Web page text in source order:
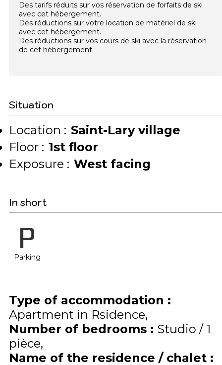
Des tarifs réduits sur vos réservation de forfaits de ski
avec cet hébergement.
Des réductions sur votre location de matériel de ski
avec cet hébergement.
Des réductions sur vos cours de ski avec la réservation
de cet hébergement.
Situation
Location : Saint-Lary village
Floor : 1st floor
Exposure : West facing
In short
Parking
Type of accommodation :
Apartment in Rsidence
Number of bedrooms : Studio / 1
pièce
Name of the residence / chalet :